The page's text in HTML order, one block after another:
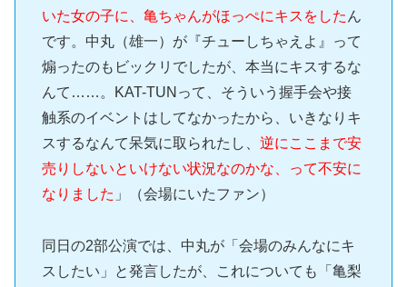
いた女の子に、亀ちゃんがほっぺにキスをした ん
です。中丸（雄一）が『チューしちゃえよ』って
煽ったのもビックリでしたが、本当にキスするな
んて……。KAT-TUNって、そういう握手会や接
触系のイベントはしてなかったから、いきなりキ
スするなんて呆気に取られたし、 逆にここまで安
売りしないといけない状況なのかな、って不安に
なりました 」（会場にいたファン）
同日の2部公演では、中丸が「会場のみんなにキ
スしたい」と発言したが、これについても「亀梨